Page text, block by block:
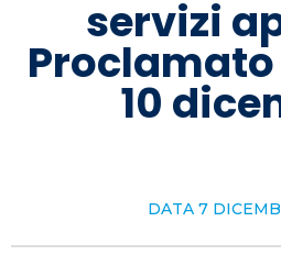
servizi
10
DATA 7